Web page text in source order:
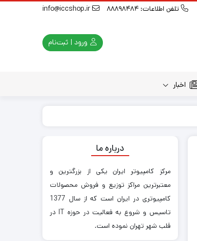
تلفن اطلاعات: 88898484
ورود | ثبت‌نام
اخبار
درباره ما
مرکز کامپیوتر ایران یکی از بزرگترین و
معتبرترین مراکز توزیع و فروش محصولات
کامپیوتری در ایران است که از سال 1377
تاسیس و شروع به فعالیت در حوزه IT در
قلب شهر تهران نموده است.